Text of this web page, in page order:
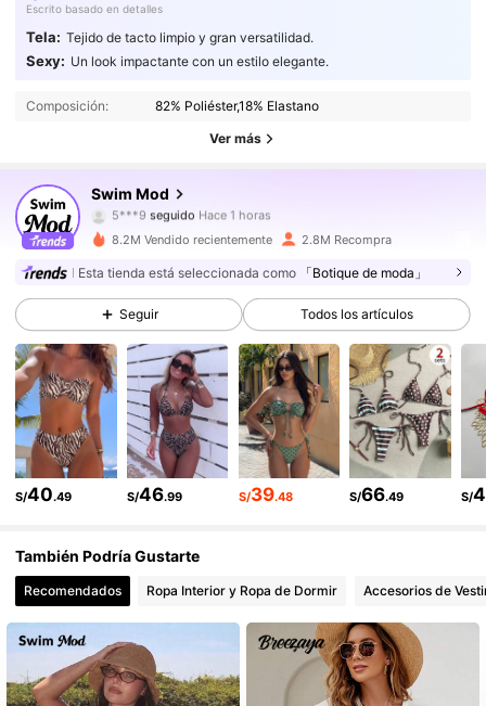
Escrito basado en detalles
Tela: Tejido de tacto limpio y gran versatilidad.
Sexy: Un look impactante con un estilo elegante.
Composición: 82% Poliéster,18% Elastano
Ver más
Swim Mod
4.87
4.87 546K Seguidores
4.87 546K Seguidores
4.87 546K Seguidores
546K Seguidores
4.87 546K Seguidores
4.87 546K Seguidores
546K Seguidores
4.87 546K Seguidores
8.2M Vendido recientemente 2.8M Recompra
Esta tienda está seleccionada como 「Botique de moda」
Seguir Todos los artículos
S/40.49 S/46.99 S/39.48 S/66.49 S/
También Podría Gustarte
Recomendados Ropa Interior y Ropa de Dormir Accesorios de